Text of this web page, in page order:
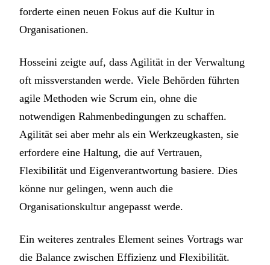
forderte einen neuen Fokus auf die Kultur in
Organisationen.
Hosseini zeigte auf, dass Agilität in der Verwaltung
oft missverstanden werde. Viele Behörden führten
agile Methoden wie Scrum ein, ohne die
notwendigen Rahmenbedingungen zu schaffen.
Agilität sei aber mehr als ein Werkzeugkasten, sie
erfordere eine Haltung, die auf Vertrauen,
Flexibilität und Eigenverantwortung basiere. Dies
könne nur gelingen, wenn auch die
Organisationskultur angepasst werde.
Ein weiteres zentrales Element seines Vortrags war
die Balance zwischen Effizienz und Flexibilität.